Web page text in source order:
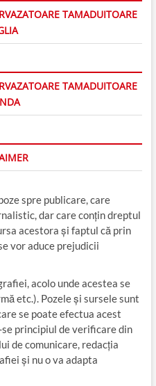
TAMADUITOARE
TAMADUITOARE
spre publicare, care
dar care conțin dreptul
acestora și faptul că prin
vor aduce prejudicii
acolo unde acestea se
etc.). Pozele și sursele sunt
se poate efectua acest
principiul de verificare din
de comunicare, redacția
și nu o va adapta